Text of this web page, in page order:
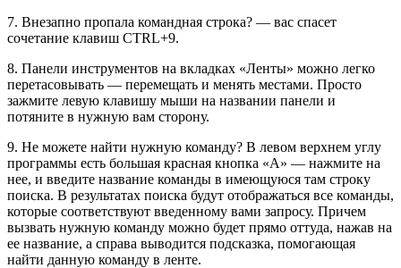
7. Внезапно пропала командная строка? — вас спасет
сочетание клавиш CTRL+9.
8. Панели инструментов на вкладках «Ленты» можно легко
перетасовывать — перемещать и менять местами. Просто
зажмите левую клавишу мыши на названии панели и
потяните в нужную вам сторону.
9. Не можете найти нужную команду? В левом верхнем углу
программы есть большая красная кнопка «А» — нажмите на
нее, и введите название команды в имеющуюся там строку
поиска. В результатах поиска будут отображаться все команды,
которые соответствуют введенному вами запросу. Причем
вызвать нужную команду можно будет прямо оттуда, нажав на
ее название, а справа выводится подсказка, помогающая
найти данную команду в ленте.